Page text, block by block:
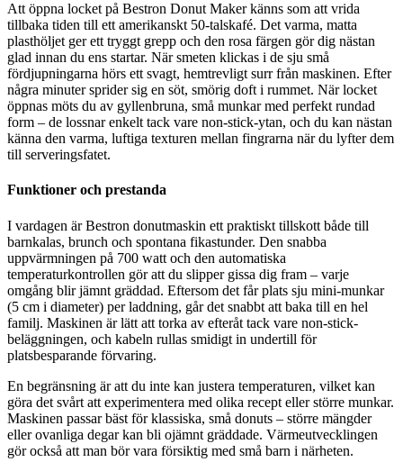
Att öppna locket på Bestron Donut Maker känns som att vrida
tillbaka tiden till ett amerikanskt 50-talskafé. Det varma, matta
plasthöljet ger ett tryggt grepp och den rosa färgen gör dig nästan
glad innan du ens startar. När smeten klickas i de sju små
fördjupningarna hörs ett svagt, hemtrevligt surr från maskinen. Efter
några minuter sprider sig en söt, smörig doft i rummet. När locket
öppnas möts du av gyllenbruna, små munkar med perfekt rundad
form – de lossnar enkelt tack vare non-stick-ytan, och du kan nästan
känna den varma, luftiga texturen mellan fingrarna när du lyfter dem
till serveringsfatet.
Funktioner och prestanda
I vardagen är Bestron donutmaskin ett praktiskt tillskott både till
barnkalas, brunch och spontana fikastunder. Den snabba
uppvärmningen på 700 watt och den automatiska
temperaturkontrollen gör att du slipper gissa dig fram – varje
omgång blir jämnt gräddad. Eftersom det får plats sju mini-munkar
(5 cm i diameter) per laddning, går det snabbt att baka till en hel
familj. Maskinen är lätt att torka av efteråt tack vare non-stick-
beläggningen, och kabeln rullas smidigt in undertill för
platsbesparande förvaring.
En begränsning är att du inte kan justera temperaturen, vilket kan
göra det svårt att experimentera med olika recept eller större munkar.
Maskinen passar bäst för klassiska, små donuts – större mängder
eller ovanliga degar kan bli ojämnt gräddade. Värmeutvecklingen
gör också att man bör vara försiktig med små barn i närheten.